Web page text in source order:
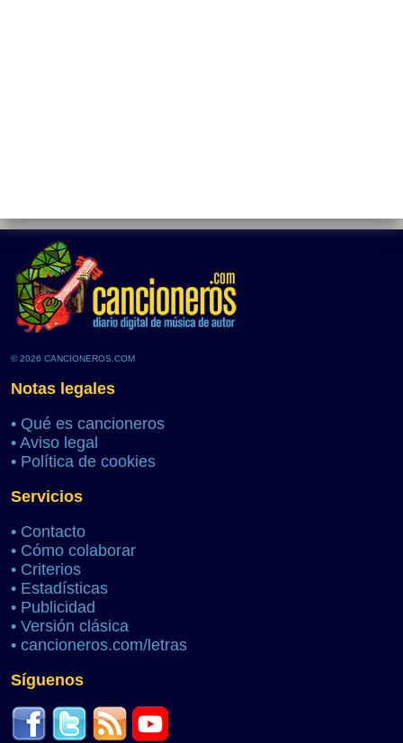
© 2026 CANCIONEROS.COM
Notas legales
• Qué es cancioneros
• Aviso legal
• Política de cookies
Servicios
• Contacto
• Cómo colaborar
• Criterios
• Estadísticas
• Publicidad
• Versión clásica
• cancioneros.com/letras
Síguenos